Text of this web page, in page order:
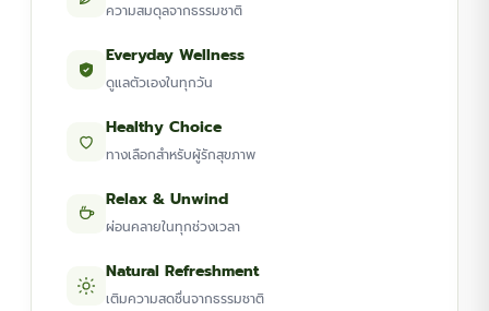
ความสมดุลจากธรรมชาติ
Everyday Wellness
ดูแลตัวเองในทุกวัน
Healthy Choice
ทางเลือกสำหรับผู้รักสุขภาพ
Relax & Unwind
ผ่อนคลายในทุกช่วงเวลา
Natural Refreshment
เติมความสดชื่นจากธรรมชาติ